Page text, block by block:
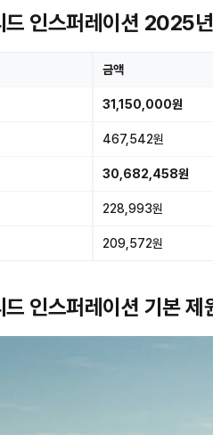
드 인스퍼레이션 2025
금액
31,150,000원
467,542원
30,682,458원
228,993원
209,572원
인스퍼레이션 기본 제